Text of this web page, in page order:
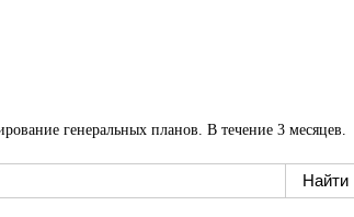
генеральных планов. В течение 3 месяцев.